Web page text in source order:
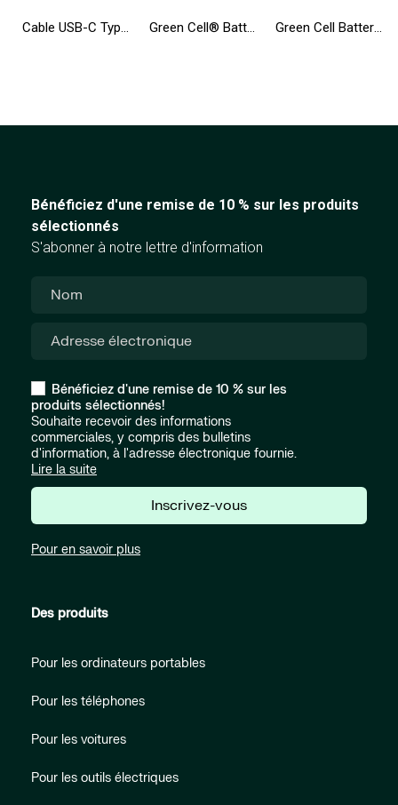
Cable USB-C Type C 25cm Green Cell Matte Charge rapide, Quick Charge 3.0 Green Cell® Batterie AGM 12V 9Ah accumulateur pour UPS Système Batterie de secours Batterie de résérve Green Cell Batterie T54FJ 8858X pour Dell Latitude E6420 E6430 E6520 E6530 E5420 E5430 E5520 E5530 E6440 E6540 Vostro 3460 3560
Bénéficiez d'une remise de 10 % sur les produits
sélectionnés
S'abonner à notre lettre d'information
Bénéficiez d'une remise de 10 % sur les
produits sélectionnés!
Souhaite recevoir des informations
commerciales, y compris des bulletins
d'information, à l'adresse électronique fournie.
Lire la suite
Inscrivez-vous
Pour en savoir plus
Des produits
Pour les ordinateurs portables
Pour les téléphones
Pour les voitures
Pour les outils électriques